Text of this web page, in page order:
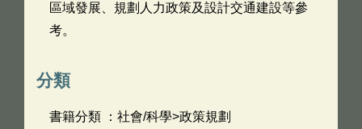
區域發展、規劃人力政策及設計交通建設等參
考。
分類
書籍分類 ：社會/科學>政策規劃